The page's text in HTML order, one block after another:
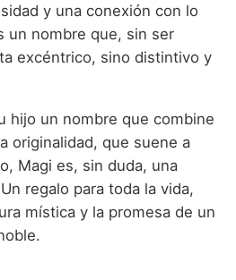
y una conexión con lo
un nombre que, sin ser
excéntrico, sino distintivo y
hijo un nombre que combine
originalidad, que suene a
Magi es, sin duda, una
regalo para toda la vida,
mística y la promesa de un